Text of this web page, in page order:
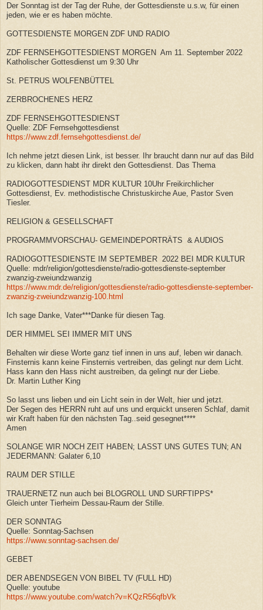
Der Sonntag ist der Tag der Ruhe, der Gottesdienste u.s.w, für einen
jeden, wie er es haben möchte.
GOTTESDIENSTE MORGEN ZDF UND RADIO
ZDF FERNSEHGOTTESDIENST MORGEN Am 11. September 2022
Katholischer Gottesdienst um 9:30 Uhr
St. PETRUS WOLFENBÜTTEL
ZERBROCHENES HERZ
ZDF FERNSEHGOTTESDIENST
Quelle: ZDF Fernsehgottesdienst
https://www.zdf.fernsehgottesdienst.de/
Ich nehme jetzt diesen Link, ist besser. Ihr braucht dann nur auf das Bild
zu klicken, dann habt ihr direkt den Gottesdienst. Das Thema
RADIOGOTTESDIENST MDR KULTUR 10Uhr Freikirchlicher
Gottesdienst, Ev. methodistische Christuskirche Aue, Pastor Sven
Tiesler.
RELIGION & GESELLSCHAFT
PROGRAMMVORSCHAU- GEMEINDEPORTRÄTS & AUDIOS
RADIOGOTTESDIENSTE IM SEPTEMBER 2022 BEI MDR KULTUR
Quelle: mdr/religion/gottesdienste/radio-gottesdienste-september
zwanzig-zweiundzwanzig
https://www.mdr.de/religion/gottesdienste/radio-gottesdienste-september-
zwanzig-zweiundzwanzig-100.html
Ich sage Danke, Vater***Danke für diesen Tag.
DER HIMMEL SEI IMMER MIT UNS
Behalten wir diese Worte ganz tief innen in uns auf, leben wir danach.
Finsternis kann keine Finsternis vertreiben, das gelingt nur dem Licht.
Hass kann den Hass nicht austreiben, da gelingt nur der Liebe.
Dr. Martin Luther King
So lasst uns lieben und ein Licht sein in der Welt, hier und jetzt.
Der Segen des HERRN ruht auf uns und erquickt unseren Schlaf, damit
wir Kraft haben für den nächsten Tag..seid gesegnet****
Amen
SOLANGE WIR NOCH ZEIT HABEN; LASST UNS GUTES TUN; AN
JEDERMANN: Galater 6,10
RAUM DER STILLE
TRAUERNETZ nun auch bei BLOGROLL UND SURFTIPPS*
Gleich unter Tierheim Dessau-Raum der Stille.
DER SONNTAG
Quelle: Sonntag-Sachsen
https://www.sonntag-sachsen.de/
GEBET
DER ABENDSEGEN VON BIBEL TV (FULL HD)
Quelle: youtube
https://www.youtube.com/watch?v=KQzR56qfbVk